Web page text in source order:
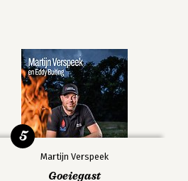
Martijn Verspeek
Goeiegast
5